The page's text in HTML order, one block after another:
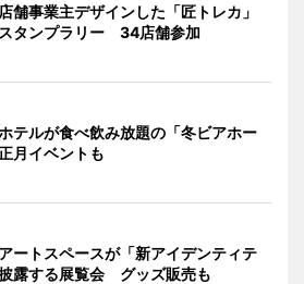
舗事業主デザインした「匠トレカ」
タンプラリー 34店舗参加
テルが食べ飲み放題の「冬ビアホー
月イベントも
ートスペースが「新アイデンティテ
露する展覧会 グッズ販売も